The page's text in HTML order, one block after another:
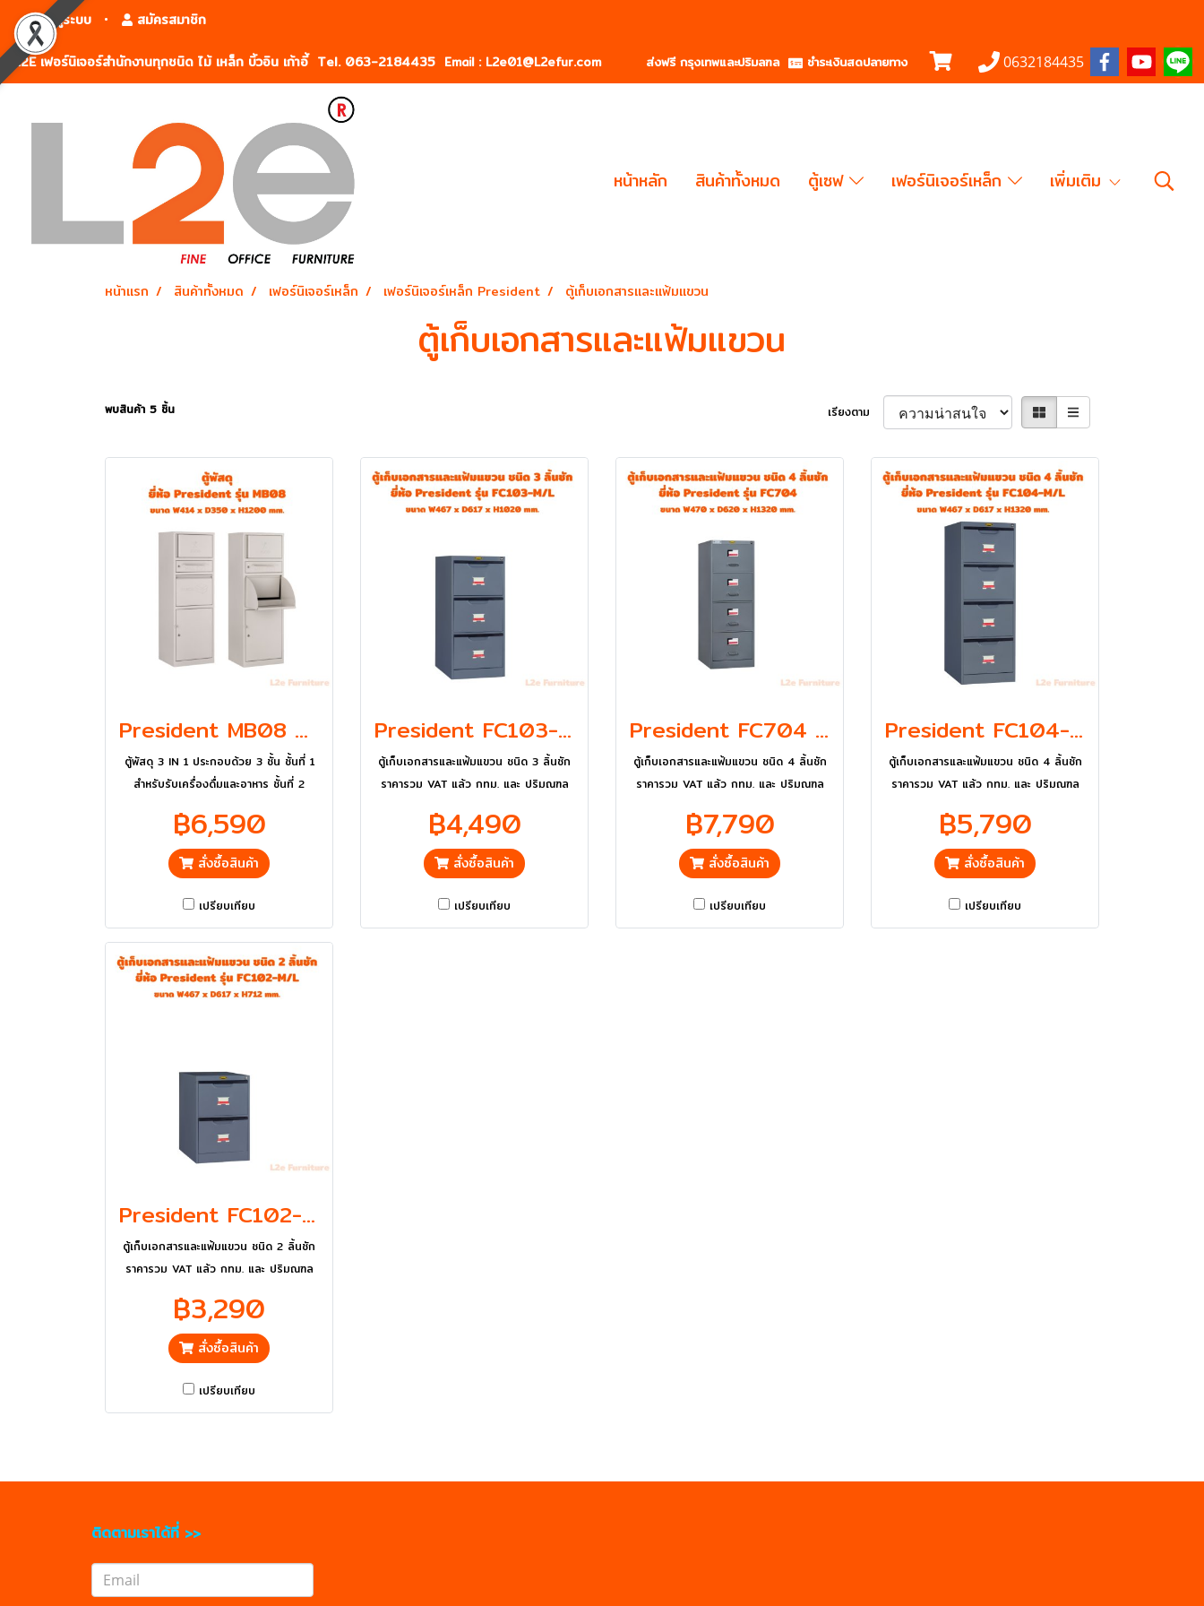
เข้าสู่ระบบ สมัครสมาชิก
L2E เฟอร์นิเจอร์สำนักงานทุกชนิด ไม้ เหล็ก บิ้วอิน เก้าอี้ Tel. 063-2184435 Email : L2e01@L2efur.com ส่งฟรี กรุงเทพและปริมลฑล ชำระเงินสดปลายทาง 0632184435
หน้าหลัก สินค้าทั้งหมด ตู้เซฟ เฟอร์นิเจอร์เหล็ก เพิ่มเติม
หน้าแรก สินค้าทั้งหมด เฟอร์นิเจอร์เหล็ก เฟอร์นิเจอร์เหล็ก President ตู้เก็บเอกสารและแฟ้มแขวน
ตู้เก็บเอกสารและแฟ้มแขวน
พบสินค้า 5 ชิ้น เรียงตาม
President MB08 ตู้พัสดุ 3 IN 1
ตู้พัสดุ 3 IN 1 ประกอบด้วย 3 ชั้น ชั้นที่ 1
สำหรับรับเครื่องดื่มและอาหาร ชั้นที่ 2
สำหรับรับพัสดุ สามารถหยอดจากด้านบน
และรับของจากช่องข้างล่าง ราคารวม VAT
แล้ว กทม. และ ปริมณฑลส่งฟรี
฿6,590
สั่งซื้อสินค้า
เปรียบเทียบ
President FC103-M/L ตู้เก็บเอกสารและแฟ้มแขวนชนิด 3 ลิ้นชัก
ตู้เก็บเอกสารและแฟ้มแขวน ชนิด 3 ลิ้นชัก
ราคารวม VAT แล้ว กทม. และ ปริมณฑล
฿4,490
สั่งซื้อสินค้า
เปรียบเทียบ
President FC704 ตู้เก็บเอกสารและแฟ้มแขวนชนิด 4 ลิ้นชัก รุ่น มอก.
ตู้เก็บเอกสารและแฟ้มแขวน ชนิด 4 ลิ้นชัก
ราคารวม VAT แล้ว กทม. และ ปริมณฑล
฿7,790
สั่งซื้อสินค้า
เปรียบเทียบ
President FC104-M/L ตู้เก็บเอกสารและแฟ้มแขวนชนิด 4 ลิ้นชัก
ตู้เก็บเอกสารและแฟ้มแขวน ชนิด 4 ลิ้นชัก
ราคารวม VAT แล้ว กทม. และ ปริมณฑล
฿5,790
สั่งซื้อสินค้า
เปรียบเทียบ
President FC102-M/L ตู้เก็บเอกสารและแฟ้มแขวนชนิด 2 ลิ้นชัก
ตู้เก็บเอกสารและแฟ้มแขวน ชนิด 2 ลิ้นชัก
ราคารวม VAT แล้ว กทม. และ ปริมณฑล
฿3,290
สั่งซื้อสินค้า
เปรียบเทียบ
ติดตามเราได้ที่ >>